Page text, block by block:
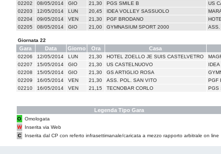
02202
08/05/2014 GIO 21,30 PGS SMILE B
US
02203
12/05/2014 LUN 20,45 IDEA VOLLEY SASSUOLO
02204
09/05/2014 VEN 21,30 PGF BRODANO
02205
08/05/2014 GIO 21,00 GYMNASIUM SPORT 2000 ASS.
Giornata 22
Gara Data Giorno Ora Casa
02206 12/05/2014 LUN 21,30 HOTEL ZOELLO JE SUIS CASTELVETRO
02207
15/05/2014 GIO 21,30 US CASTELNUOVO
02208
15/05/2014 GIO 21,30 GS ARTIGLIO ROSA
02209
16/05/2014 VEN 21,30 ASS. POL. SAN VITO
PGF
02210
16/05/2014 VEN 21,15 TECNOBAR CORLO PGS
Legenda Tipo Gara
O
Omologata
W
Inserita via Web
C
Inserita dal CP con referto infrasettimanale/caricata a mezzo rapporto arbitrale on line